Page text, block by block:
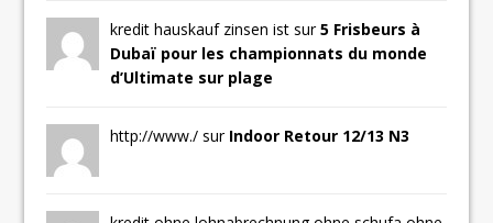
kredit hauskauf zinsen ist sur5 Frisbeurs à
Dubaï pour les championnats du monde
d’Ultimate sur plage
http://www./ sur Indoor Retour 12/13 N3